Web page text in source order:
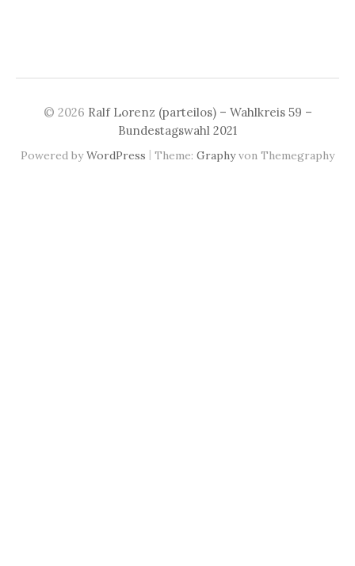
© 2026 Ralf Lorenz (parteilos) – Wahlkreis 59 –
Bundestagswahl 2021
Powered byWordPress | Theme: Graphyvon Themegraphy